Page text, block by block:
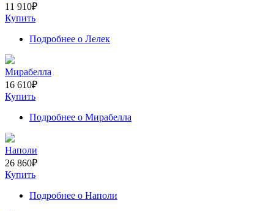
11 910₽
Купить
Подробнее о Лелек
Мирабелла
16 610₽
Купить
Подробнее о Мирабелла
Наполи
26 860₽
Купить
Подробнее о Наполи